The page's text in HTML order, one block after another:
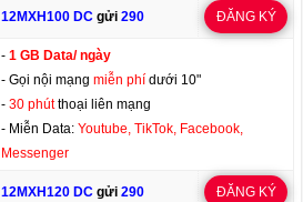
12MXH100 DCgửi 290 ĐĂNG KÝ
-1 GB Data/ ngày
- Gọi nội mạngmiễn phídưới 10"
-30 phútthoại liên mạng
- Miễn Data:Youtube, TikTok, Facebook,
Messenger
12MXH120 DCgửi 290 ĐĂNG KÝ